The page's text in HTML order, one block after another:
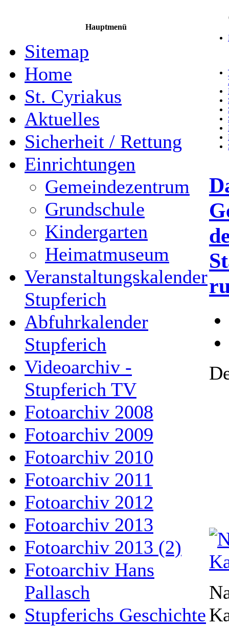
Hauptmenü
Sitemap
Home
St. Cyriakus
Aktuelles
Sicherheit / Rettung
Einrichtungen
Gemeindezentrum
Grundschule
Kindergarten
Heimatmuseum
Veranstaltungskalender
Stupferich
Abfuhrkalender
Stupferich
Videoarchiv -
Stupferich TV
Fotoarchiv 2008
Fotoarchiv 2009
Fotoarchiv 2010
Fotoarchiv 2011
Fotoarchiv 2012
Fotoarchiv 2013
Fotoarchiv 2013 (2)
Fotoarchiv Hans
Pallasch
Stupferichs Geschichte